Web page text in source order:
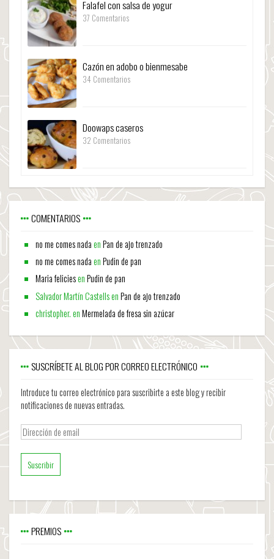
Falafel con salsa de yogur
37 Comentarios
Cazón en adobo o bienmesabe
34 Comentarios
Doowaps caseros
32 Comentarios
COMENTARIOS
no me comes nadaenPan de ajo trenzado
no me comes nadaenPudin de pan
Maria feliciesenPudin de pan
Salvador Martín CastellsenPan de ajo trenzado
christopher.enMermelada de fresa sin azúcar
SUSCRÍBETE AL BLOG POR CORREO ELECTRÓNICO
Introduce tu correo electrónico para suscribirte a este blog y recibir
notificaciones de nuevas entradas.
Dirección
de
email
PREMIOS